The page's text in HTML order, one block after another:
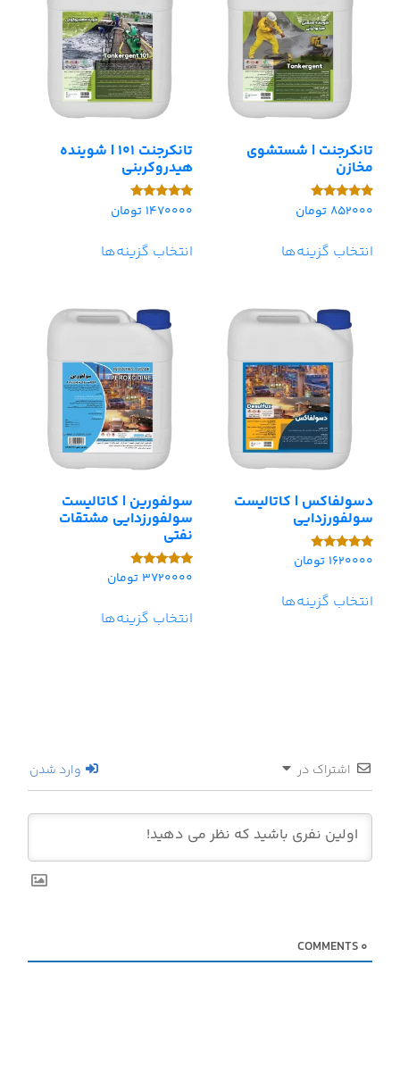
تانکرجنت | شستشوی
مخازن
امتیاز
852000 تومان
انتخاب گزینه‌ها
تانکرجنت 101 | شوینده
هیدروکربنی
امتیاز
1470000 تومان
انتخاب گزینه‌ها
دسولفاکس | کاتالیست
سولفورزدایی
امتیاز
1620000 تومان
انتخاب گزینه‌ها
سولفورین | کاتالیست
سولفورزدایی مشتقات
نفتی
امتیاز
3720000 تومان
انتخاب گزینه‌ها
اشتراک در وارد شدن
0